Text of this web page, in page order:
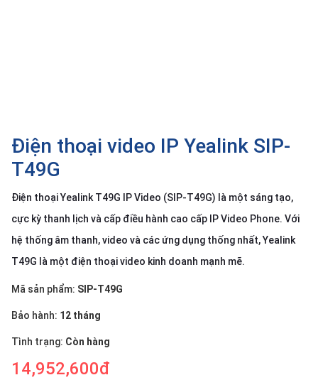
Điện thoại video IP Yealink SIP-
T49G
Điện thoại Yealink T49G IP Video (SIP-T49G) là một sáng tạo,
cực kỳ thanh lịch và cấp điều hành cao cấp IP Video Phone. Với
hệ thống âm thanh, video và các ứng dụng thống nhất, Yealink
T49G là một điện thoại video kinh doanh mạnh mẽ.
Mã sản phẩm: SIP-T49G
Bảo hành: 12 tháng
Tình trạng: Còn hàng
14,952,600đ
pháp
Dịch
vụ
Hỗ
Tin
tức
hệ
Giới
thiệu